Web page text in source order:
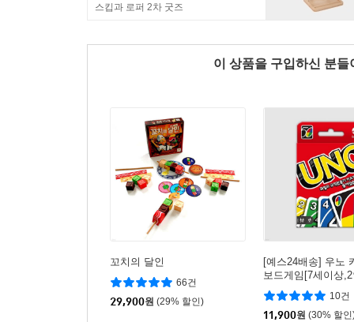
스킵과 로퍼 2차 굿즈
이 상품을 구입하신 분
꼬치의 달인
66건
29,900원 (29% 할인)
[예스24배송] 우노
보드게임[7세이상
10건
11,900원 (30% 할인